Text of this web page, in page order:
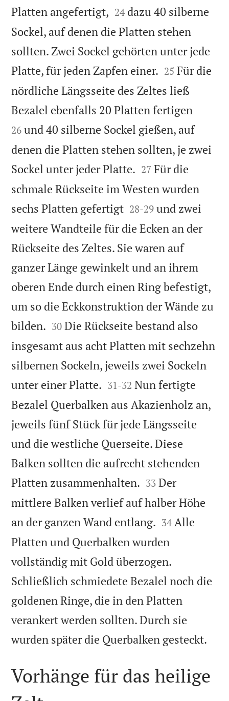
Platten angefertigt, 

24 dazu 40 silberne
Sockel, auf denen die Platten stehen
sollten. Zwei Sockel gehörten unter jede
Platte, für jeden Zapfen einer. 

25 Für die
nördliche Längsseite des Zeltes ließ
Bezalel ebenfalls 20 Platten fertigen
26 und 40 silberne Sockel gießen, auf
denen die Platten stehen sollten, je zwei
Sockel unter jeder Platte. 

27 Für die
schmale Rückseite im Westen wurden
sechs Platten gefertigt
28-29 und zwei
weitere Wandteile für die Ecken an der
Rückseite des Zeltes. Sie waren auf
ganzer Länge gewinkelt und an ihrem
oberen Ende durch einen Ring befestigt,
um so die Eckkonstruktion der Wände zu
bilden. 

30 Die Rückseite bestand also
insgesamt aus acht Platten mit sechzehn
silbernen Sockeln, jeweils zwei Sockeln
unter einer Platte. 

31-32 Nun fertigte
Bezalel Querbalken aus Akazienholz an,
jeweils fünf Stück für jede Längsseite
und die westliche Querseite. Diese
Balken sollten die aufrecht stehenden
Platten zusammenhalten. 

33 Der
mittlere Balken verlief auf halber Höhe
an der ganzen Wand entlang. 

34 Alle
Platten und Querbalken wurden
vollständig mit Gold überzogen.
Schließlich schmiedete Bezalel noch die
goldenen Ringe, die in den Platten
verankert werden sollten. Durch sie
wurden später die Querbalken gesteckt.
Vorhänge für das heilige